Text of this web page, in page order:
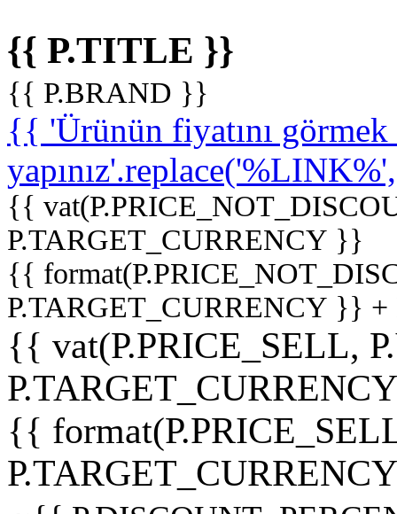
{{ P.TITLE }}
{{ P.BRAND }}
{{ 'Ürünün fiyatını
{{
P.TARGET_CURRENCY }}
{{
P.TARGET_CURRENCY }}
{{ vat(P.PRICE_SELL,
{{